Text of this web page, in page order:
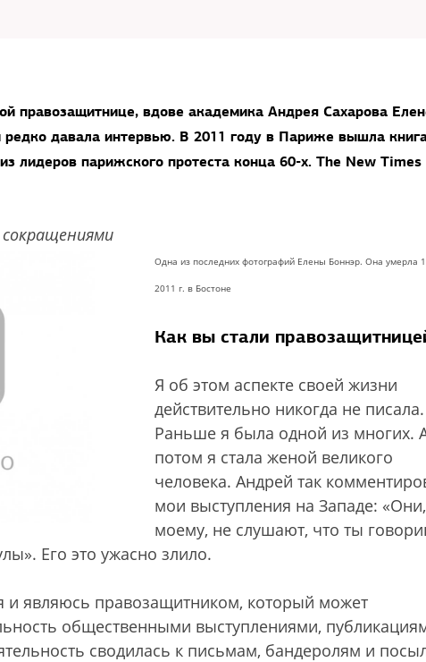
правозащитнице, вдове академика Андрея Сахарова
давала интервью. В 2011 году в Париже вышла
лидеров парижского протеста конца 60-х. The New Times
Одна из последних фотографий Елены Боннэр. Она умерла
2011 г. в Бостоне
Как вы стали
Я об этом аспекте своей жизни
действительно никогда не писала.
Раньше я была одной из многих.
потом я стала женой великого
человека. Андрей так
мои выступления на Западе:
моему, не слушают, что ты
Его это ужасно злило.
и являюсь правозащитником, который может
общественными выступлениями,
сводилась к письмам, бандеролям и